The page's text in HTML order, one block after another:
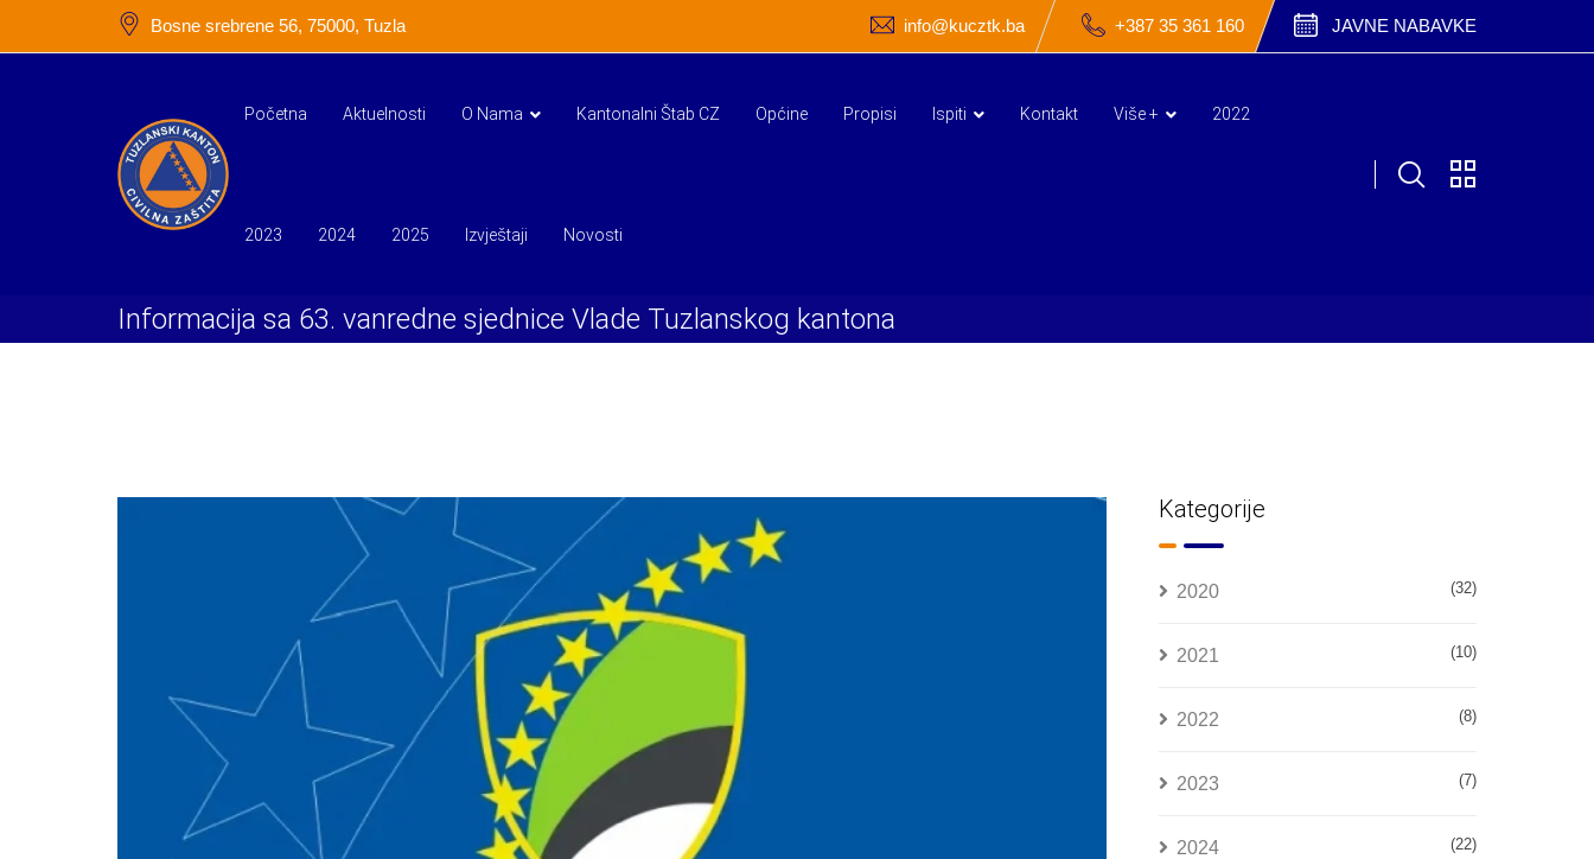
Bosne srebrene 56, 75000, Tuzla info@kucztk.ba +387 35 361 160 JAVNE NABAVKE
Početna Aktuelnosti O Nama Kantonalni Štab CZ Općine Propisi Ispiti Kontakt Više + 2022
2023 2024 2025 Izvještaji Novosti
Informacija sa 63. vanredne sjednice Vlade Tuzlanskog kantona
Kategorije
2020 (32)
2021 (10)
2022 (8)
2023 (7)
2024 (22)